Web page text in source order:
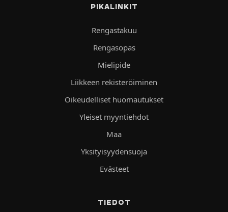
PIKALINKIT
Rengastakuu
Rengasopas
Mielipide
Liikkeen rekisteröiminen
Oikeudelliset huomautukset
Yleiset myyntiehdot
Maa
Yksityisyydensuoja
Evästeet
TIEDOT